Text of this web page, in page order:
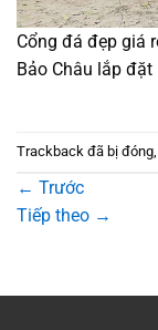
Cổng đá đẹp giá
Bảo Châu lắp đặt
Trackback đã bị
← Trước
Tiếp theo →